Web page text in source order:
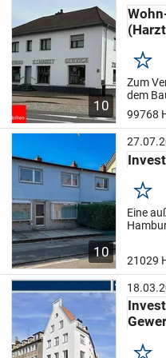
der Immobilie als
Insgesamt bietet sich
laufenden Einnahmen,
einem Schritt zu
Verhältnis von Risiko,
10
Zum
dem
99768
10
Eine
21029